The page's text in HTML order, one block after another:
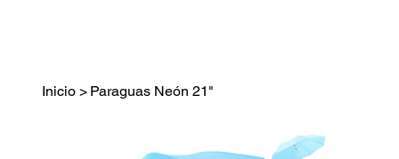
Inicio > Paraguas Neón 21"